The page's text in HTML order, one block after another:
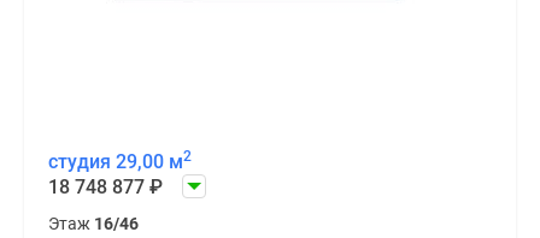
студия 29,00 м2
18 748 877 ₽
Этаж 16/46